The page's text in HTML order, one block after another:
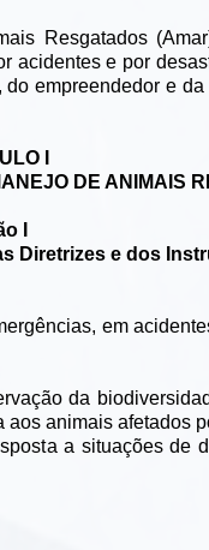
Resgatados
acidentes e por
empreendedor e
I
DE ANIMAIS
I
Diretrizes e dos
em
da
animais afetados
a situações de